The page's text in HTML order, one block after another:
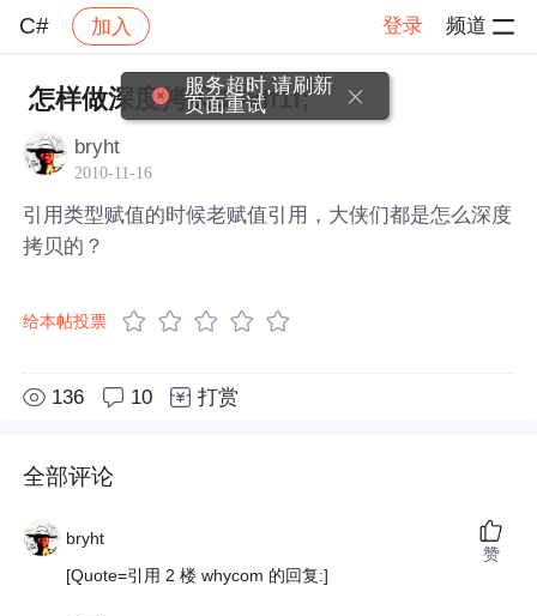
C# 加入 登录 频道
社区 C# 帖子详情
怎样做深度拷贝&#xff1f;
bryht
2010-11-16
引用类型赋值的时候老赋值引用，大侠们都是怎么深度
拷贝的？
给本帖投票
136 10 打赏
全部评论
bryht
[Quote=引用 2 楼 whycom 的回复:]
赞
服务超时,请刷新
页面重试